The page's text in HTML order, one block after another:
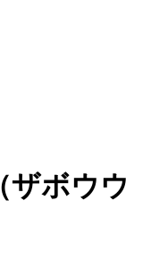
ザボウウ